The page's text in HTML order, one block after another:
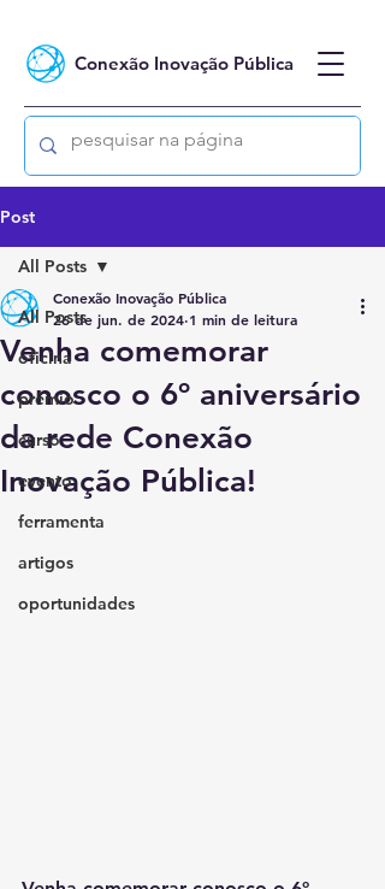
Conexão Inovação Pública
Post
All Posts
oficina
prêmio
curso
evento
ferramenta
artigos
oportunidades
All Posts
Venha comemorar
conosco o 6º aniversário
da rede Conexão
Inovação Pública!
Conexão Inovação Pública
26 de jun. de 2024 1 min de leitura